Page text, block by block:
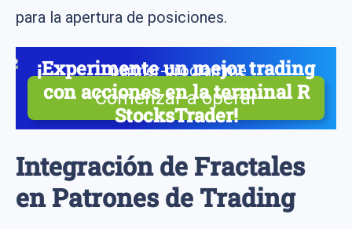
para la apertura de posiciones.
¡Experimente un mejor trading
con acciones en la terminal R
StocksTrader!
de estrategias gratuito
Comenzar a operar
Integración de Fractales
en Patrones de Trading